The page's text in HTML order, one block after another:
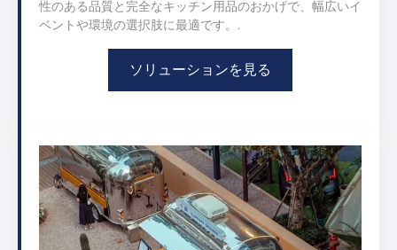
性のある品質と完全なキッチン用品のおかげで、幅広いイ
ベントや環境の選択肢に最適です。.
ソリューションを見る